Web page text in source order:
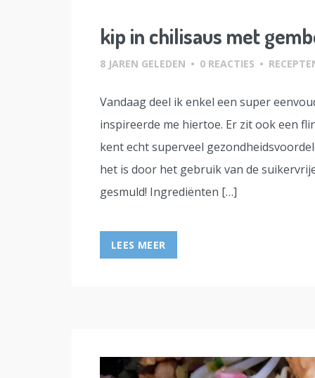
kip in chilisaus met
8 JAREN GELEDEN • 0 REACTIES •
Vandaag deel ik enkel een super
inspireerde me hiertoe. Er zit ook een
kent echt superveel
het is door het gebruik van de
gesmuld! Ingrediënten […]
LEES MEER